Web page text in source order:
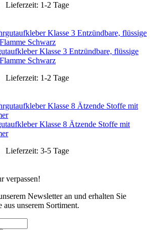
Lieferzeit: 1-2 Tage
Klasse 3 Entzündbare, flüssige
Schwarz
Lieferzeit: 1-2 Tage
Klasse 8 Ätzende Stoffe mit
Lieferzeit: 3-5 Tage
verpassen!
Newsletter an und erhalten Sie
unserem Sortiment.